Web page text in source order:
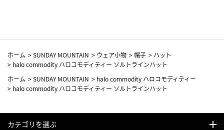
ホーム >SUNDAY MOUNTAIN > ウェア小物 >帽子 > ハット
> halo commodity ハロコモディティー ソルトラインハット
ホーム >SUNDAY MOUNTAIN > halo commodity ハロコモディティー
> halo commodity ハロコモディティー ソルトラインハット
カテゴリを選ぶ